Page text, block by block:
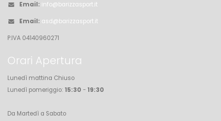
Email: info@barizzasport.it
Email: asd@barizzasport.it
P.IVA 04140960271
Orari Apertura
Lunedì mattina Chiuso
Lunedì pomeriggio: 15:30 - 19:30
Da Martedì a Sabato